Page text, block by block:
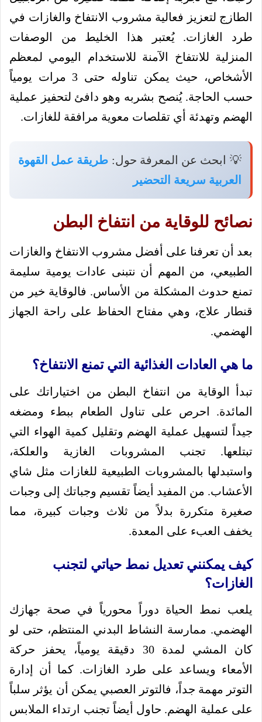
الطازج لتعزيز فعالية مشروب الانتفاخ والغازات في
طرد الغازات. يُعتبر هذا الخليط من الوصفات
المنزلية للانتفاخ الآمنة للاستخدام اليومي لمعظم
الأشخاص، حيث يمكن تناوله حتى 3 مرات يومياً
حسب الحاجة. يُنصح بشربه وهو دافئ لتحفيز عملية
الهضم وتهدئة أي تقلصات معوية مرافقة للغازات.
💡 ابحث عن المعرفة حول: طريقة عمل القهوة
العربية سريعة التحضير
نصائح للوقاية من انتفاخ البطن
بعد أن تعرفنا على أفضل مشروب الانتفاخ والغازات
الطبيعي، من المهم أن نتبنى عادات يومية سليمة
تمنع حدوث المشكلة من الأساس. فالوقاية خير من
قنطار علاج، وهي مفتاح الحفاظ على راحة الجهاز
الهضمي.
ما هي العادات الغذائية التي تمنع الانتفاخ؟
تبدأ الوقاية من انتفاخ البطن من اختياراتك على
المائدة. احرص على تناول الطعام ببطء ومضغه
جيداً لتسهيل عملية الهضم وتقليل كمية الهواء التي
تبتلعها. تجنب المشروبات الغازية والعلكة،
واستبدلها بالمشروبات الطبيعية للغازات مثل شاي
الأعشاب. من المفيد أيضاً تقسيم وجباتك إلى وجبات
صغيرة متكررة بدلاً من ثلاث وجبات كبيرة، مما
يخفف العبء على المعدة.
كيف يمكنني تعديل نمط حياتي لتجنب
الغازات؟
يلعب نمط الحياة دوراً محورياً في صحة جهازك
الهضمي. ممارسة النشاط البدني المنتظم، حتى لو
كان المشي لمدة 30 دقيقة يومياً، يحفز حركة
الأمعاء ويساعد على طرد الغازات. كما أن إدارة
التوتر مهمة جداً، فالتوتر العصبي يمكن أن يؤثر سلباً
على عملية الهضم. حاول أيضاً تجنب ارتداء الملابس